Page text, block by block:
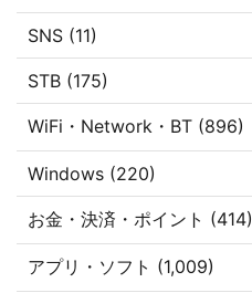
SNS (11)
STB (175)
WiFi・Network・BT (896)
Windows (220)
お金・決済・ポイント (414)
アプリ・ソフト (1,009)